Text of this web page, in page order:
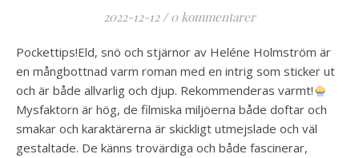
2022-12-12 / 0 kommentarer
Pockettips!Eld, snö och stjärnor av Heléne Holmström är
en mångbottnad varm roman med en intrig som sticker ut
och är både allvarlig och djup. Rekommenderas varmt!
Mysfaktorn är hög, de filmiska miljöerna både doftar och
smakar och karaktärerna är skickligt utmejslade och väl
gestaltade. De känns trovärdiga och både fascinerar,